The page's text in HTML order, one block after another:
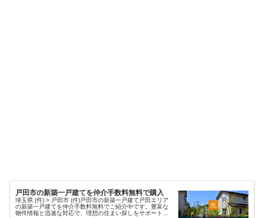
戸田市の新築一戸建てを仲介手数料無料で購入
埼玉県 (件) > 戸田市 (件)戸田市の新築一戸建て戸田エリア
の新築一戸建てを仲介手数料無料でご紹介中です。豊富な
物件情報と迅速な対応で、理想の住まい探しをサポートし